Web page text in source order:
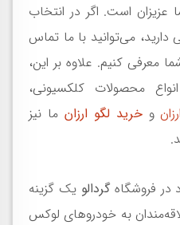
عزیزان است. اگر در انتخاب
می‌توانید با ما تماس
معرفی کنیم. علاوه بر این،
محصولات کلکسیونی،
وخرید لگو ارزان ما نیز
در فروشگاهگردالو یک گزینه
به خودروهای لوکس